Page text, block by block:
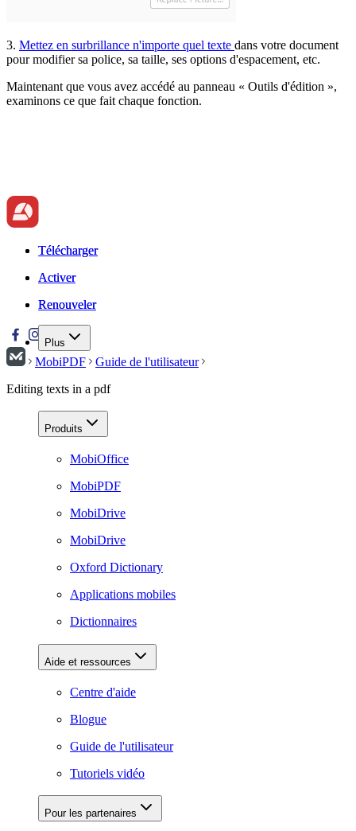
3. Mettez en surbrillance n'importe quel texte dans votre document
pour modifier sa police, sa taille, ses options d'espacement, etc.
Maintenant que vous avez accédé au panneau « Outils d'édition »,
examinons ce que fait chaque fonction.
Télécharger
Activer
Renouveler
Plus
Télécharger
Activer
Renouveler
MobiPDF
Guide de l'utilisateur
Editing texts in a pdf
Produits
MobiOffice
MobiPDF
MobiDrive
MobiDrive
Oxford Dictionary
Applications mobiles
Dictionnaires
Aide et ressources
Centre d'aide
Blogue
Guide de l'utilisateur
Tutoriels vidéo
Pour les partenaires